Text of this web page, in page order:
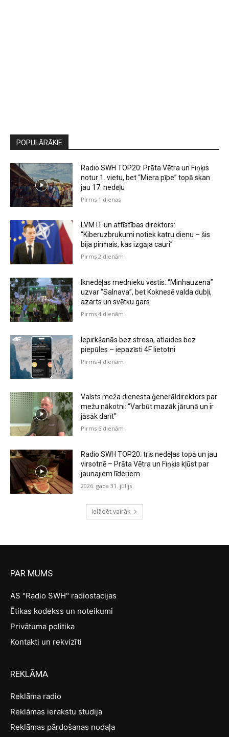
POPULĀRĀKIE
Radio SWH TOP20: Prāta Vētra un Fiņķis
notur 1. vietu, bet “Miera pīpe” topā skan
jau 17. nedēļu
Pirms 1 dienas
LVM IT un attīstības direktors:
“Kiberuzbrukumi notiek katru dienu – šis
bija pirmais, kas izgāja cauri”
Pirms 2 dienām
Iknedēļas mednieku vēstis: “Minhauzenā”
uzvar “Salnava”, bet Koknesē valda dubļi,
azarts un svētku gars
Pirms 4 dienām
Iepirkšanās bez stresa, atlaides bez
piepūles – iepazīsti 4F lietotni
Pirms 4 dienām
Valsts meža dienesta ģenerāldirektors par
mežu nākotni: “Varbūt mazāk jārunā un ir
jāsāk darīt”
Pirms 6 dienām
Radio SWH TOP20: trīs nedēļas topā un jau
virsotnē – Prāta Vētra un Fiņķis kļūst par
jaunajiem līderiem
2026. gada 31. jūlijs
Ielādēt vairāk
PAR MUMS
AS "Radio SWH" radiostacijas
Ētikas kodekss un noteikumi
Privātuma politika
Kontakti un rekvizīti
REKLĀMA
Reklāma radio
Reklāmas ierakstu studija
Reklāmas pārdošanas nodaļa